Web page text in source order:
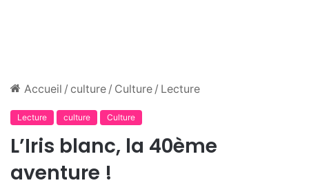
Accueil / culture / Culture / Lecture
Lecture culture Culture
L’Iris blanc, la 40ème
aventure !